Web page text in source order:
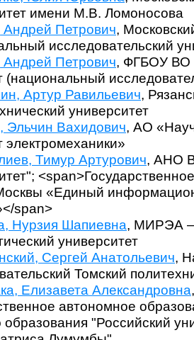
имени М.В. Ломоносова
Андрей Петрович,
исследовательский
Андрей Петрович, ФГБОУ ВО
(национальный
Артур Равильевич,
университет
Эльчин Вахидович, АО
электромеханики»
Тимур Артурович, АНО
«Единый
span>
Нурзия Шапиевна, МИРЭА –
университет
Сергей Анатольевич,
Томский
Елизавета Александровна
автономное
"Российский